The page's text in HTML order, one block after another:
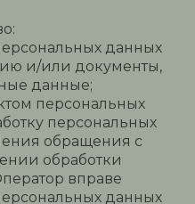
данных
и/или документы,
данные;
персональных
персональных
обращения с
обработки
вправе
данных